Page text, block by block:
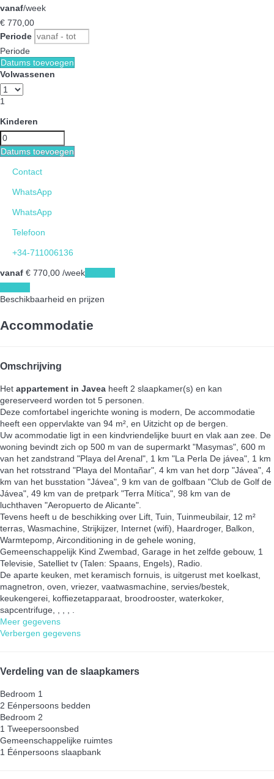
vanaf/week
€ 770,00
Periode
Periode
Datums toevoegen
Volwassenen
1
Kinderen
Datums toevoegen
Contact
WhatsApp
WhatsApp
Telefoon
+34-711006136
vanaf € 770,00 /week
Beschikbaarheid en prijzen
Accommodatie
Omschrijving
Het appartement in Javea heeft 2 slaapkamer(s) en kan
gereserveerd worden tot 5 personen.
Deze comfortabel ingerichte woning is modern, De accommodatie
heeft een oppervlakte van 94 m², en Uitzicht op de bergen.
Uw acommodatie ligt in een kindvriendelijke buurt en vlak aan zee. De
woning bevindt zich op 500 m van de supermarkt "Masymas", 600 m
van het zandstrand "Playa del Arenal", 1 km "La Perla De jávea", 1 km
van het rotsstrand "Playa del Montañar", 4 km van het dorp "Jávea", 4
km van het busstation "Jávea", 9 km van de golfbaan "Club de Golf de
Jávea", 49 km van de pretpark "Terra Mítica", 98 km van de
luchthaven "Aeropuerto de Alicante".
Tevens heeft u de beschikking over Lift, Tuin, Tuinmeubilair, 12 m²
terras, Wasmachine, Strijkijzer, Internet (wifi), Haardroger, Balkon,
Warmtepomp, Airconditioning in de gehele woning,
Gemeenschappelijk Kind Zwembad, Garage in het zelfde gebouw, 1
Televisie, Satelliet tv (Talen: Spaans, Engels), Radio.
De aparte keuken, met keramisch fornuis, is uitgerust met koelkast,
magnetron, oven, vriezer, vaatwasmachine, servies/bestek,
keukengerei, koffiezetapparaat, broodrooster, waterkoker,
sapcentrifuge, , , , .
Meer gegevens
Verbergen gegevens
Verdeling van de slaapkamers
Bedroom 1
2 Eénpersoons bedden
Bedroom 2
1 Tweepersoonsbed
Gemeenschappelijke ruimtes
1 Éénpersoons slaapbank